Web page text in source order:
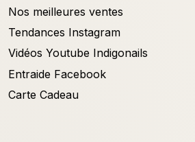
Nos meilleures ventes
Tendances Instagram
Vidéos Youtube Indigonails
Entraide Facebook
Carte Cadeau